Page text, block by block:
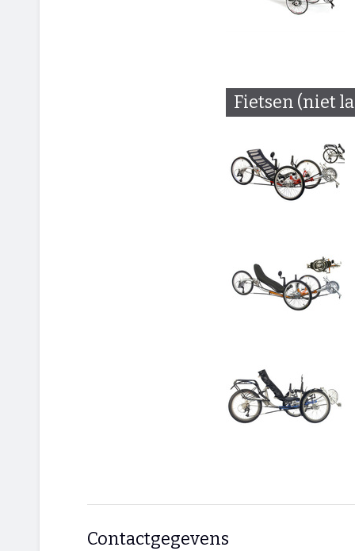
Fietsen (niet
Contactgegevens